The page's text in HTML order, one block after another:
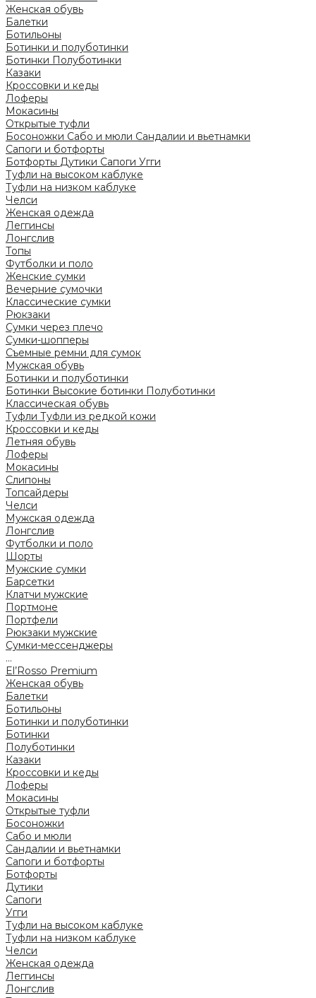
Женская обувь
Балетки
Ботильоны
Ботинки и полуботинки
Ботинки Полуботинки
Казаки
Кроссовки и кеды
Лоферы
Мокасины
Открытые туфли
Босоножки Сабо и мюли Сандалии и вьетнамки
Сапоги и ботфорты
Ботфорты Дутики Сапоги Угги
Туфли на высоком каблуке
Туфли на низком каблуке
Челси
Женская одежда
Леггинсы
Лонгслив
Топы
Футболки и поло
Женские сумки
Вечерние сумочки
Классические сумки
Рюкзаки
Сумки через плечо
Сумки-шопперы
Съемные ремни для сумок
Мужская обувь
Ботинки и полуботинки
Ботинки Высокие ботинки Полуботинки
Классическая обувь
Туфли Туфли из редкой кожи
Кроссовки и кеды
Летняя обувь
Лоферы
Мокасины
Слипоны
Топсайдеры
Челси
Мужская одежда
Лонгслив
Футболки и поло
Шорты
Мужские сумки
Барсетки
Клатчи мужские
Портмоне
Портфели
Рюкзаки мужские
Сумки-мессенджеры
...
El’Rosso Premium
Женская обувь
Балетки
Ботильоны
Ботинки и полуботинки
Ботинки
Полуботинки
Казаки
Кроссовки и кеды
Лоферы
Мокасины
Открытые туфли
Босоножки
Сабо и мюли
Сандалии и вьетнамки
Сапоги и ботфорты
Ботфорты
Дутики
Сапоги
Угги
Туфли на высоком каблуке
Туфли на низком каблуке
Челси
Женская одежда
Леггинсы
Лонгслив